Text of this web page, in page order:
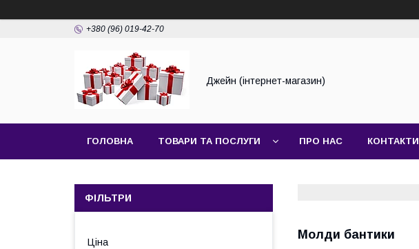
+380 (96) 019-42-70
Джейн (інтернет-магазин)
ГОЛОВНА ТОВАРИ ТА ПОСЛУГИ ПРО НАС КОНТАКТИ
Молди бантики
ФІЛЬТРИ
Ціна